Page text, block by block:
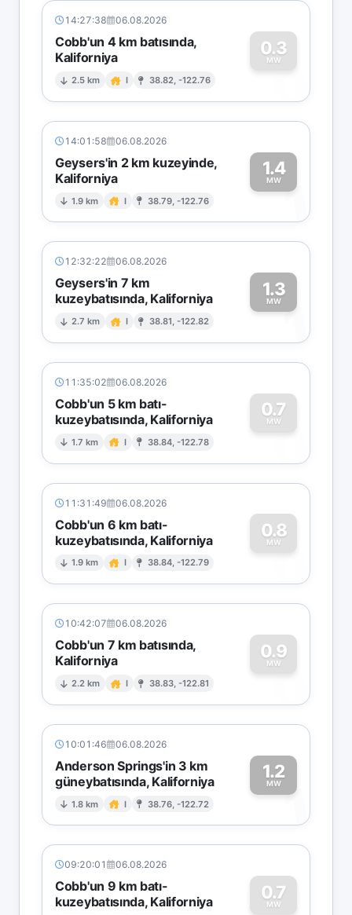
14:27:38 06.08.2026
Cobb'un 4 km batısında,
Kaliforniya
2.5 km I 38.82, -122.76
0.3
MW
0
14:01:58 06.08.2026
Geysers'in 2 km kuzeyinde,
Kaliforniya
1.9 km I 38.79, -122.76
1.4
MW1
12:32:22 06.08.2026
Geysers'in 7 km
kuzeybatısında, Kaliforniya
2.7 km I 38.81, -122.82
1.3
MW1
11:35:02 06.08.2026
Cobb'un 5 km batı-
kuzeybatısında, Kaliforniya
1.7 km I 38.84, -122.78
0.7
MW
0
11:31:49 06.08.2026
Cobb'un 6 km batı-
kuzeybatısında, Kaliforniya
1.9 km I 38.84, -122.79
0.8
MW
0
10:42:07 06.08.2026
Cobb'un 7 km batısında,
Kaliforniya
2.2 km I 38.83, -122.81
0.9
MW
0
10:01:46 06.08.2026
Anderson Springs'in 3 km
güneybatısında, Kaliforniya
1.8 km I 38.76, -122.72
1.2
MW1
09:20:01 06.08.2026
Cobb'un 9 km batı-
kuzeybatısında, Kaliforniya
0.7
MW